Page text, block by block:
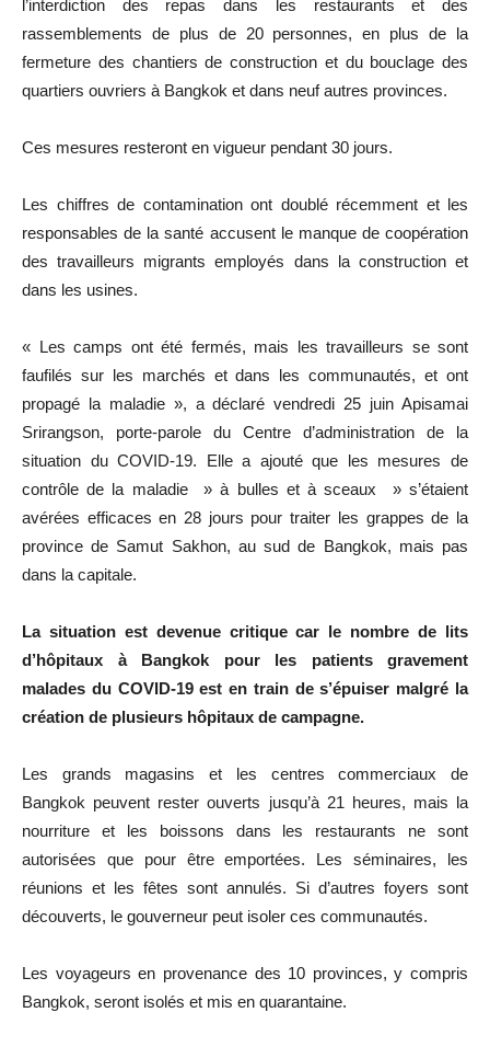
l’interdiction des repas dans les restaurants et des
rassemblements de plus de 20 personnes, en plus de la
fermeture des chantiers de construction et du bouclage des
quartiers ouvriers à Bangkok et dans neuf autres provinces.
Ces mesures resteront en vigueur pendant 30 jours.
Les chiffres de contamination ont doublé récemment et les
responsables de la santé accusent le manque de coopération
des travailleurs migrants employés dans la construction et
dans les usines.
« Les camps ont été fermés, mais les travailleurs se sont
faufilés sur les marchés et dans les communautés, et ont
propagé la maladie », a déclaré vendredi 25 juin Apisamai
Srirangson, porte-parole du Centre d’administration de la
situation du COVID-19. Elle a ajouté que les mesures de
contrôle de la maladie » à bulles et à sceaux » s’étaient
avérées efficaces en 28 jours pour traiter les grappes de la
province de Samut Sakhon, au sud de Bangkok, mais pas
dans la capitale.
La situation est devenue critique car le nombre de lits
d’hôpitaux à Bangkok pour les patients gravement
malades du COVID-19 est en train de s’épuiser malgré la
création de plusieurs hôpitaux de campagne.
Les grands magasins et les centres commerciaux de
Bangkok peuvent rester ouverts jusqu’à 21 heures, mais la
nourriture et les boissons dans les restaurants ne sont
autorisées que pour être emportées. Les séminaires, les
réunions et les fêtes sont annulés. Si d’autres foyers sont
découverts, le gouverneur peut isoler ces communautés.
Les voyageurs en provenance des 10 provinces, y compris
Bangkok, seront isolés et mis en quarantaine.